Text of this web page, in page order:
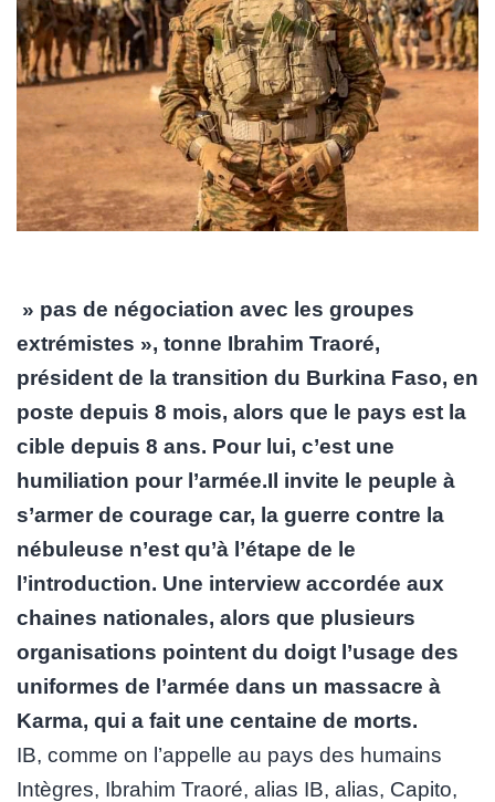
» pas de négociation avec les groupes
extrémistes », tonne Ibrahim Traoré,
président de la transition du Burkina Faso, en
poste depuis 8 mois, alors que le pays est la
cible depuis 8 ans. Pour lui, c’est une
humiliation pour l’armée.Il invite le peuple à
s’armer de courage car, la guerre contre la
nébuleuse n’est qu’à l’étape de le
l’introduction. Une interview accordée aux
chaines nationales, alors que plusieurs
organisations pointent du doigt l’usage des
uniformes de l’armée dans un massacre à
Karma, qui a fait une centaine de morts.
IB, comme on l’appelle au pays des humains
Intègres, Ibrahim Traoré, alias IB, alias, Capito,